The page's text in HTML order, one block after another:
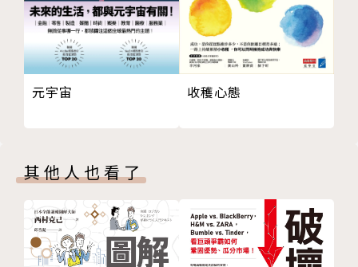
全書分享高曼－威茲勒博士的客戶、學生與她本人
引人入勝的故事和經典範例，我們將學到如何觀察複雜
情勢、抽絲剝繭，找出理想價值觀與陰影價值觀（你非
常在意但不願坦承的事），大膽採取簡單又出乎意料的
行動。
建議，幫助你從似乎無解的衝突中獲得解脫，真正感受
到自由。運用這8項練習，你將能夠不再輕易被情緒綁
架，釐清情勢、正視現實、設想解方、調整路徑、評估
比較，最後選出你的最佳結果。這有可能和你原先想的
非常不一樣，但是為你帶來更大的滿足感，你先前從來
元宇宙 收穫心態
其他人也看了